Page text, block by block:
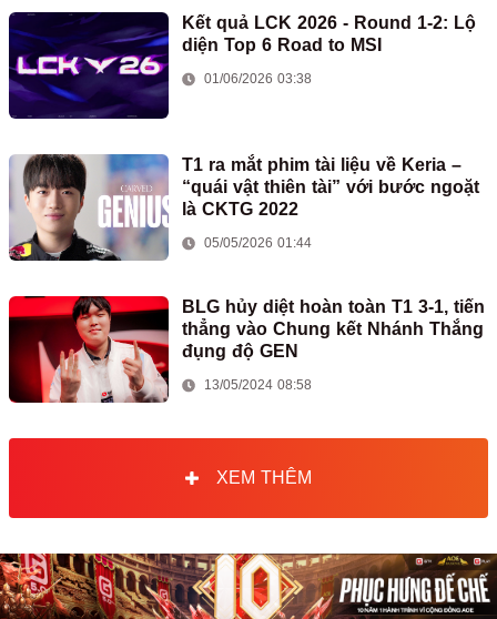
Kết quả LCK 2026 - Round 1-2: Lộ
diện Top 6 Road to MSI
01/06/2026 03:38
T1 ra mắt phim tài liệu về Keria –
“quái vật thiên tài” với bước ngoặt
là CKTG 2022
05/05/2026 01:44
BLG hủy diệt hoàn toàn T1 3-1, tiến
thẳng vào Chung kết Nhánh Thắng
đụng độ GEN
13/05/2024 08:58
XEM THÊM